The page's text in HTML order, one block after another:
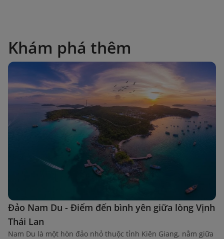
Khám phá thêm
Đảo Nam Du - Điểm đến bình yên giữa lòng Vịnh
Thái Lan
Nam Du là một hòn đảo nhỏ thuộc tỉnh Kiên Giang, nằm giữa